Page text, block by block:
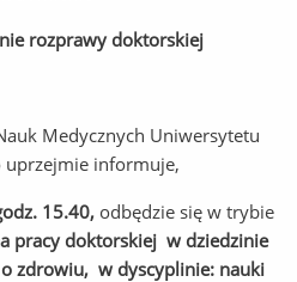
rozprawy doktorskiej
Medycznych Uniwersytetu
uprzejmie informuje,
15.40, odbędzie się w trybie
pracy doktorskiej w dziedzinie
zdrowiu, w dyscyplinie: nauki